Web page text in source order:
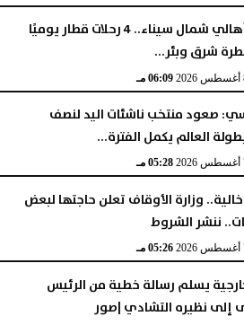
لخدمة أهالي شمال سيناء.. 4 رحلات قطار يوميًا
شرق وبئر...
06:09 مـ
صعود منتخب ناشئات اليد لنصف
العالم يكمل الفترة...
05:28 مـ
وزارة الأوقاف تعلن حاجتها لبعض
ننشر الشروط
05:26 مـ
يسلم رسالة خطية من الرئيس
إلى نظيره التشادي |صور